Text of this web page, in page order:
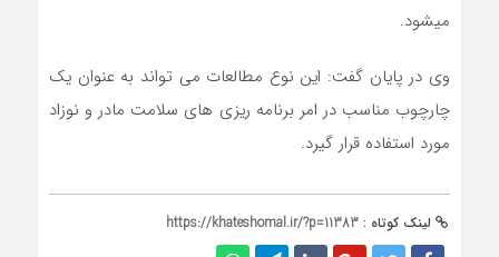
میشود.
وی در پایان گفت: این نوع مطالعات می تواند به عنوان یک
چارچوب مناسب در امر برنامه ریزی های سلامت مادر و نوزاد
مورد استفاده قرار گیرد.
لینک کوتاه : https://khateshomal.ir/?p=11383